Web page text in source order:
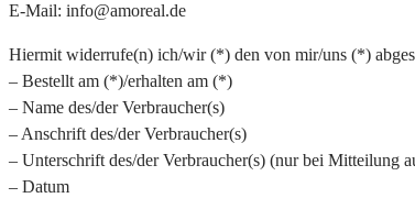
E-Mail: info@amoreal.de
Hiermit widerrufe(n) ich/wir (*) den von mir/uns (*)
– Bestellt am (*)/erhalten am (*)
– Name des/der Verbraucher(s)
– Anschrift des/der Verbraucher(s)
– Unterschrift des/der Verbraucher(s) (nur bei Mitteilung
– Datum